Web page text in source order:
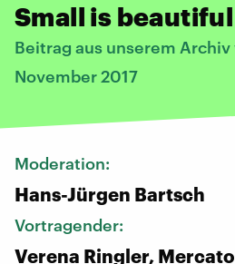
Small is beautiful
Beitrag aus unserem Archiv
November 2017
Moderation:
Hans-Jürgen Bartsch
Vortragender:
Verena Ringler,